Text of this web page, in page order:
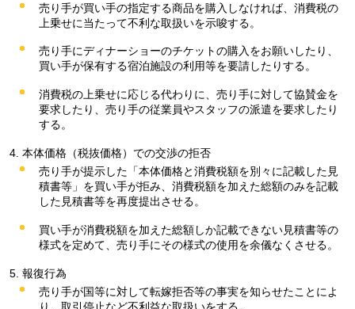
売り手が買い手の指定する商品を購入しなければ、消費税の
上乗せに当たって不利な取扱いを示唆する。
売り手にディナーショーのチケットの購入をお願いしたり、
買い手が保有する宿泊施設の利用等を要請したりする。
消費税の上乗せに応じる代わりに、売り手に対して協賛金を
要求したり、売り手の従業員やスタッフの派遣を要求したり
する。
本体価格（税抜価格）での交渉の拒否
売り手が提示した「本体価格と消費税額を別々に記載した見
積書等」を買い手が拒み、消費税額を加えた総額のみを記載
した見積書等を再度提出させる。
買い手が消費税額を加えた総額しか記載できない見積書等の
様式を定めて、売り手にその様式の使用を余儀なくさせる。
報復行為
売り手が国等に対して転嫁拒否等の事実を知らせたことによ